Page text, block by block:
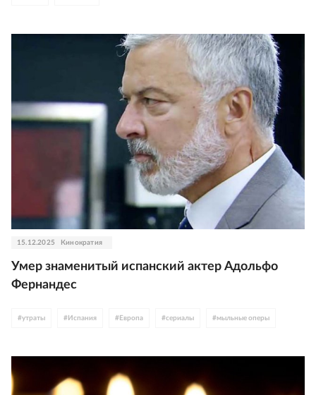
15.12.2025 Кинократия
Умер знаменитый испанский актер Адольфо
Фернандес
#утраты # Испания # Европа #сериалы #мыльные оперы